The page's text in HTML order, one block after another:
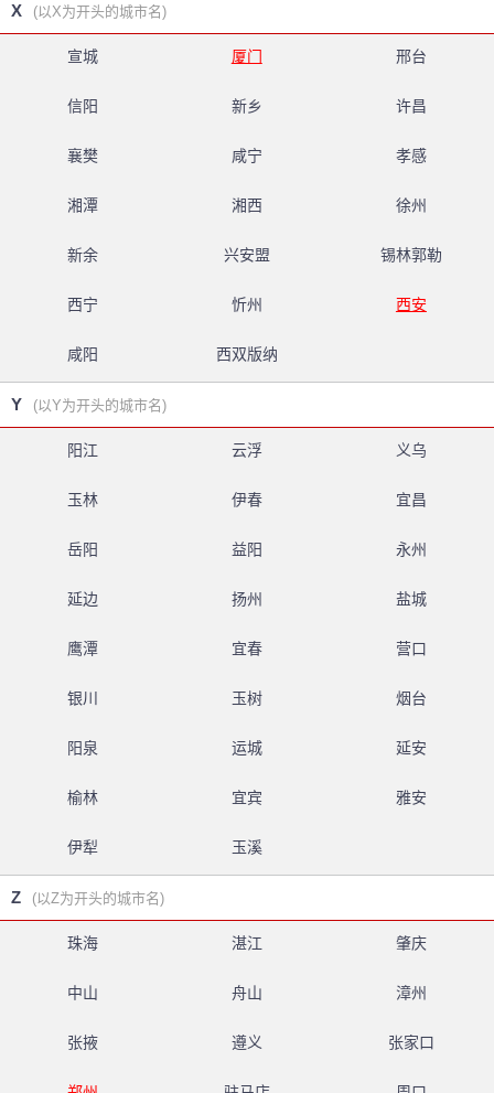
X (以X为开头的城市名)
宣城 厦门 邢台
信阳 新乡 许昌
襄樊 咸宁 孝感
湘潭 湘西 徐州
新余 兴安盟 锡林郭勒
西宁 忻州 西安
咸阳 西双版纳
Y (以Y为开头的城市名)
阳江 云浮 义乌
玉林 伊春 宜昌
岳阳 益阳 永州
延边 扬州 盐城
鹰潭 宜春 营口
银川 玉树 烟台
阳泉 运城 延安
榆林 宜宾 雅安
伊犁 玉溪
Z (以Z为开头的城市名)
珠海 湛江 肇庆
中山 舟山 漳州
张掖 遵义 张家口